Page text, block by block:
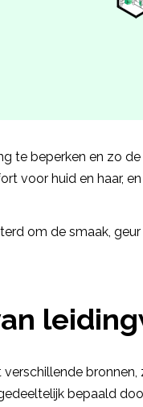
te beperken en zo de
voor huid en haar,
om de smaak,
bepaald